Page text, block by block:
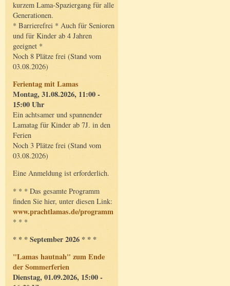
kurzem Lama-Spaziergang für alle
Generationen.
* Barrierefrei * Auch für Senioren
und für Kinder ab 4 Jahren
geeignet *
Noch 8 Plätze frei (Stand vom
03.08.2026)
Ferientag mit Lamas
Montag, 31.08.2026, 11:00 -
15:00 Uhr
Ein achtsamer und spannender
Lamatag für Kinder ab 7J. in den
Ferien
Noch 3 Plätze frei (Stand vom
03.08.2026)
Eine Anmeldung ist erforderlich.
* * * Das gesamte Programm
finden Sie hier, unter diesen Link:
www.prachtlamas.de/programm
* * *
* * * September 2026 * * *
"Lamas hautnah" zum Ende
der Sommerferien
Dienstag, 01.09.2026, 15:00 -